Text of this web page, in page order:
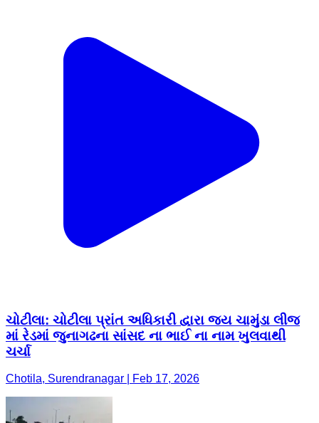
ચોટીલા: ચોટીલા પ્રાંત અધિકારી દ્વારા જય ચામુંડા લીજ
માં રેડમાં જુનાગઢના સાંસદ ના ભાઈ ના નામ ખુલવાથી
ચર્ચા
Chotila, Surendranagar | Feb 17, 2026